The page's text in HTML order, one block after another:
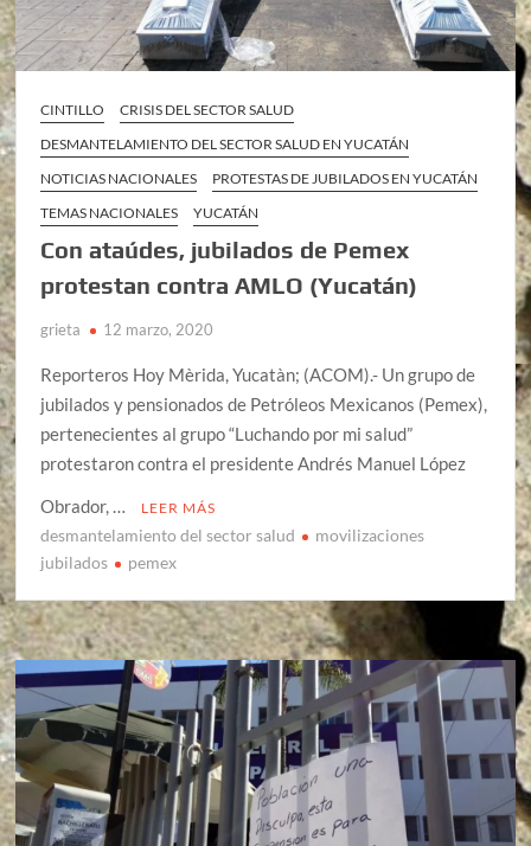
CINTILLO
CRISIS DEL SECTOR SALUD
DESMANTELAMIENTO DEL SECTOR SALUD EN YUCATÁN
NOTICIAS NACIONALES
PROTESTAS DE JUBILADOS EN YUCATÁN
TEMAS NACIONALES
YUCATÁN
Con ataúdes, jubilados de Pemex
protestan contra AMLO (Yucatán)
grieta 12 marzo, 2020
Reporteros Hoy Mèrida, Yucatàn; (ACOM).- Un grupo de
jubilados y pensionados de Petróleos Mexicanos (Pemex),
pertenecientes al grupo “Luchando por mi salud”
protestaron contra el presidente Andrés Manuel López
Obrador, …
LEER MÁS
desmantelamiento del sector salud
movilizaciones
jubilados
pemex